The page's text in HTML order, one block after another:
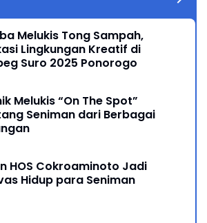
Melukis Tong Sampah,
Lingkungan Kreatif di
Suro 2025 Ponorogo
Melukis “On The Spot”
Seniman dari Berbagai
HOS Cokroaminoto Jadi
Hidup para Seniman